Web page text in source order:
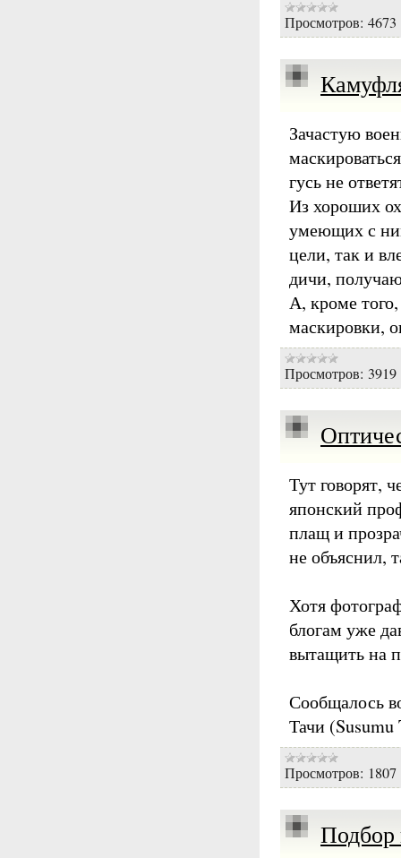
Просмотров: 4673
Зачастую
гусь не
Из хороших
умеющих с
цели, так и
дичи,
А, кроме
маскировки,
Просмотров: 3919
Тут говорят,
японский
плащ и
не объяснил,
Хотя
блогам уже
вытащить на
Сообщалось
Тачи (Susumu
Просмотров: 1807